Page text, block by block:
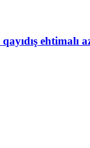
ehtimalı